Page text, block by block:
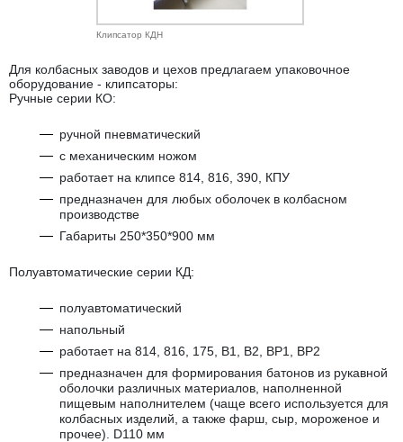
Клипсатор КДН
Для колбасных заводов и цехов предлагаем упаковочное
оборудование - клипсаторы:
Ручные серии КО:
ручной пневматический
с механическим ножом
работает на клипсе 814, 816, 390, КПУ
предназначен для любых оболочек в колбасном
производстве
Габариты 250*350*900 мм
Полуавтоматические серии КД:
полуавтоматический
напольный
работает на 814, 816, 175, В1, В2, ВР1, ВР2
предназначен для формирования батонов из рукавной
оболочки различных материалов, наполненной
пищевым наполнителем (чаще всего используется для
колбасных изделий, а также фарш, сыр, мороженое и
прочее). D110 мм